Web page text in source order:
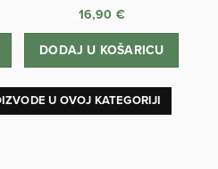
16,90 €
DODAJ U KOŠARICU
U OVOJ KATEGORIJI